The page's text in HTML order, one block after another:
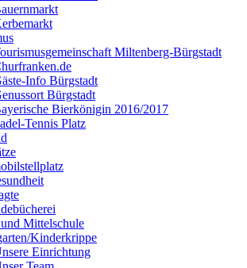
Miltenberg-Bürgstadt
Info Bürgstadt
Bürgstadt
Bierkönigin 2016/2017
Tennis Platz
Mittelschule
Kinderkrippe
Einrichtung